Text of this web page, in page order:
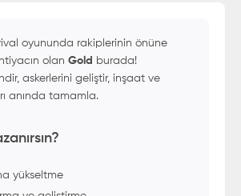
oyununda rakiplerinin önüne
olan Gold
burada!
askerlerini geliştir, inşaat ve
anında tamamla.
yükseltme